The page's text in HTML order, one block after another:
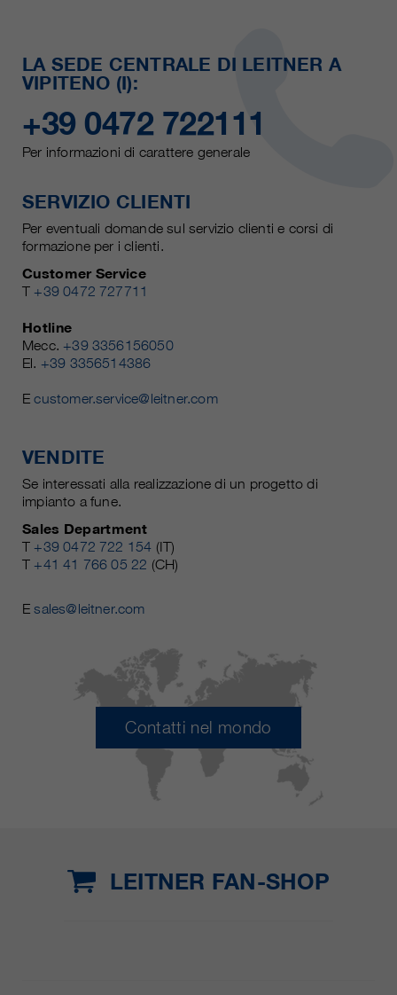
LA SEDE CENTRALE DI LEITNER A
VIPITENO (I):
+39 0472 722111
Per informazioni di carattere generale
SERVIZIO CLIENTI
Per eventuali domande sul servizio clienti e corsi di
formazione per i clienti.
Customer Service
T +39 0472 727711
Hotline
Mecc. +39 3356156050
El. +39 3356514386
Ecustomer.service@leitner.com
VENDITE
Se interessati alla realizzazione di un progetto di
impianto a fune.
Sales Department
T +39 0472 722 154 (IT)
T +41 41 766 05 22 (CH)
Esales@leitner.com
Contatti nel mondo
LEITNER FAN-SHOP